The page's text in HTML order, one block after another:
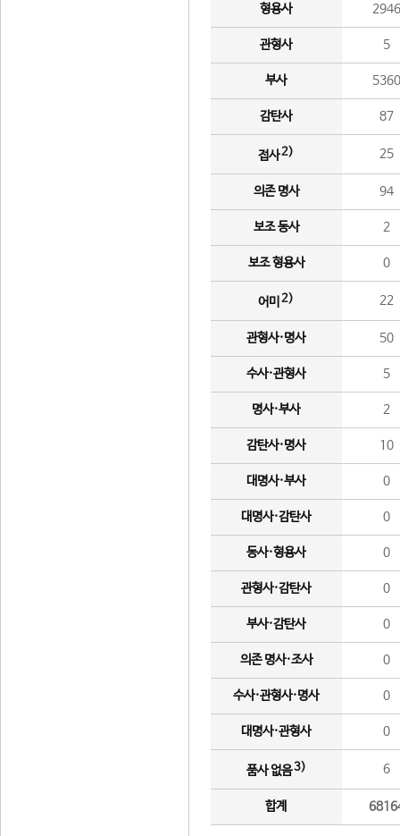
형용사 2946
관형사 5
부사 5360
감탄사 87
접사2) 25
의존 명사 94
보조 동사 2
보조 형용사 0
어미 2) 22
관형사·명사 50
수사·관형사 5
명사·부사 2
감탄사·명사 10
대명사·부사 0
대명사·감탄사 0
동사·형용사 0
관형사·감탄사 0
부사·감탄사 0
의존 명사·조사 0
수사·관형사·명사 0
대명사·관형사 0
품사 없음3) 6
합계